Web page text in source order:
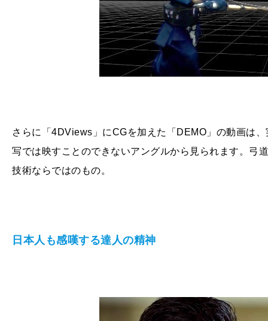
さらに「 4DViews 」にCGを加えた「 DEMO 」の動画は
写では映すことのできないアングルから見られます。弓
技術ならではのもの。
日本人も感嘆する達人の精神